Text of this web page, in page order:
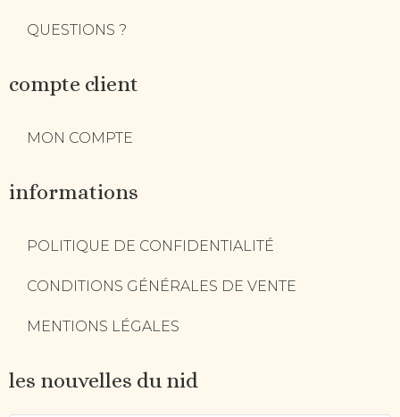
QUESTIONS ?
compte client
MON COMPTE
informations
POLITIQUE DE CONFIDENTIALITÉ
CONDITIONS GÉNÉRALES DE VENTE
MENTIONS LÉGALES
les nouvelles du nid